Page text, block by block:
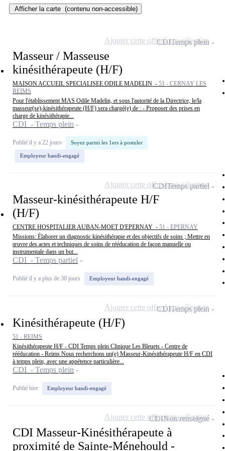
Afficher la carte (contenu non-accessible)
Masseur / Masseuse
kinésithérapeute (H/F)
MAISON ACCUEIL SPECIALISEE ODILE MADELIN - 51 - CERNAY LES
REIMS
Pour l'établissement MAS Odile Madelin, et sous l'autorité de la Directrice, le/la
masseur(se)-kinésithérapeute (H/F) sera chargé(e) de : - Proposer des prises en
charge de kinésithérapie...
CDI - Temps plein
Publié il y a 22 jours Soyez parmi les 1ers à postuler
Employeur handi-engagé
CDITemps plein
Ajouter cette offre à ma sélection
Masseur-kinésithérapeute H/F
(H/F)
CENTRE HOSPITALIER AUBAN-MOET D'EPERNAY - 51 - EPERNAY
Missions: Élaborer un diagnostic kinésithérapie et des objectifs de soins ; Mettre en
œuvre des actes et techniques de soins de rééducation de façon manuelle ou
instrumentale dans un but...
CDI - Temps partiel
Publié il y a plus de 30 jours Employeur handi-engagé
CDITemps partiel
Ajouter cette offre à ma sélection
Kinésithérapeute (H/F)
51 - REIMS
Kinésithérapeute H/F - CDI Temps plein Clinique Les Bleuets - Centre de
rééducation - Reims Nous recherchons un(e) Masseur-Kinésithérapeute H/F en CDI
à temps plein, avec une appétence particulière...
CDI - Temps plein
Publié hier Employeur handi-engagé
CDITemps plein
Ajouter cette offre à ma sélection
CDI Masseur-Kinésithérapeute à
proximité de Sainte-Ménehould -
CDINon renseigné
Ajouter cette offre à ma sélection